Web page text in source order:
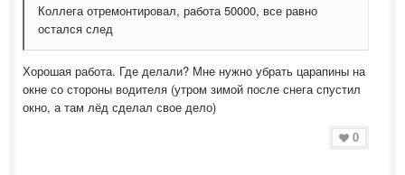
Коллега отремонтировал, работа 50000, все равно
остался след
Хорошая работа. Где делали? Мне нужно убрать царапины на
окне со стороны водителя (утром зимой после снега спустил
окно, а там лёд сделал свое дело)
0